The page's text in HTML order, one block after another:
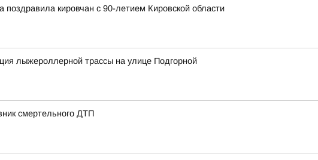
поздравила кировчан с 90-летием Кировской области
лыжероллерной трассы на улице Подгорной
смертельного ДТП